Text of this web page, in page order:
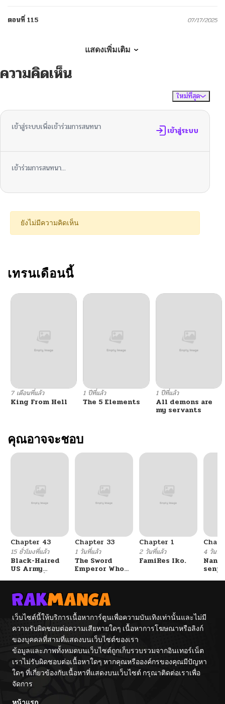
ตอนที่ 115 07/17/2025
ตอนที่ 113
07/17/2025
ตอนที่ 111 07/17/2025
07/17/2025
ตอนที่ 108 07/17/2025
ตอนที่ 106
ตอนที่ 105
ตอนที่ 103 07/17/2025
ตอนที่ 102
ตอนที่ 101 07/17/2025
ตอนที่ 100
ตอนที่ 96 07/17/2025
ตอนที่ 95 07/17/2025
ตอนที่ 94
ตอนที่ 93 07/17/2025
ตอนที่ 92 07/17/2025
ตอนที่ 91
แสดงเพิ่มเติม
ความคิดเห็น
ใหม่ที่สุด
เข้าสู่ระบบเพื่อเข้าร่วมการสนทนา เข้าสู่ระบบ
เข้าร่วมการสนทนา...
ยังไม่มีความคิดเห็น
เทรนเดือนนี้
7 เดือนที่แล้ว
King From Hell
1 ปีที่แล้ว
The 5 Elements
1 ปีที่แล้ว
All demons are
my servants
คุณอาจจะชอบ
Chapter 43
15 ชั่วโมงที่แล้ว
Black-Haired
US Army
General ย้อนเวลา
Chapter 33
1 วันที่แล้ว
The Sword
Emperor Who
จักรพรรดิเทพดาบ
ผงาดเหนือชาติภพ
Chapter 1
2 วันที่แล้ว
FamiRes Iko.
4 วันที่
เว็บไซต์นี้ให้บริการเนื้อหาการ์ตูนเพื่อความบันเทิงเท่านั้นและไม่มี
ความรับผิดชอบต่อความเสียหายใดๆ เนื้อหาการโฆษณาหรือลิงก์
ของบุคคลที่สามที่แสดงบนเว็บไซต์ของเรา
ข้อมูลและภาพทั้งหมดบนเว็บไซต์ถูกเก็บรวบรวมจากอินเทอร์เน็ต
เราไม่รับผิดชอบต่อเนื้อหาใดๆ หากคุณหรือองค์กรของคุณมีปัญหา
ใดๆ ที่เกี่ยวข้องกับเนื้อหาที่แสดงบนเว็บไซต์ กรุณาติดต่อเราเพื่อ
จัดการ